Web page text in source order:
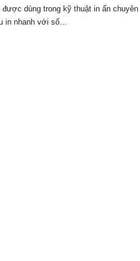
dùng trong kỹ thuật in ấn chuyên
in nhanh với số...